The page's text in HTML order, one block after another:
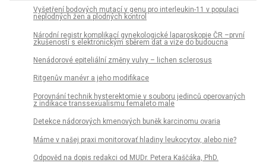
Vyšetření bodových mutací v genu pro interleukin-11 v populaci
neplodných žen a plodných kontrol
Národní registr komplikací gynekologické laparoskopie ČR –první
zkušenosti s elektronickým sběrem dat a vize do budoucna
Nenádorové epiteliální změny vulvy – lichen sclerosus
Ritgenův manévr a jeho modifikace
Porovnání technik hysterektomie v souboru jedinců operovaných
z indikace transsexualismu femaleto male
Detekce nádorových kmenových buněk karcinomu ovaria
Máme v našej praxi monitorovať hladiny leukocytov, alebo nie?
Odpověd na dopis redakci od MUDr. Petera Kaščáka, PhD.